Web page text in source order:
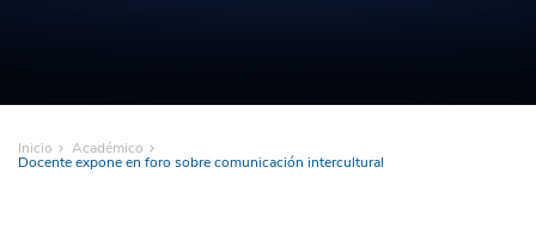
Inicio Académico
Docente expone en foro sobre comunicación intercultural